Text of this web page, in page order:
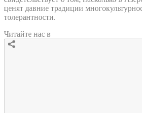
ценят давние традиции
толерантности.
Читайте нас в